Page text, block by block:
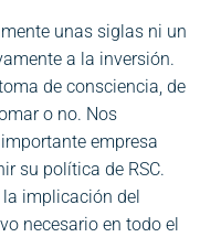
unas siglas ni un
a la inversión.
de consciencia, de
o no. Nos
empresa
su política de RSC.
la implicación del
necesario en todo el